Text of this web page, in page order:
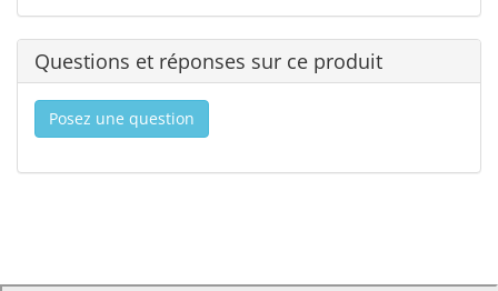
Questions et réponses sur ce produit
Posez une question